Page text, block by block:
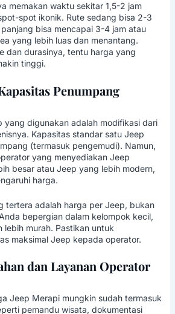
memakan waktu sekitar 1,5-2 jam
spot ikonik. Rute sedang bisa 2-3
bisa mencapai 3-4 jam atau
yang lebih luas dan menantang.
dan durasinya, tentu harga yang
tinggi.
Penumpang
yang digunakan adalah modifikasi dari
Kapasitas standar satu Jeep
(termasuk pengemudi). Namun,
yang menyediakan Jeep
besar atau Jeep yang lebih modern,
harga.
tertera adalah harga per Jeep, bukan
bepergian dalam kelompok kecil,
lebih murah. Pastikan untuk
maksimal Jeep kepada operator.
dan Layanan Operator
Jeep Merapi mungkin sudah termasuk
pemandu wisata, dokumentasi